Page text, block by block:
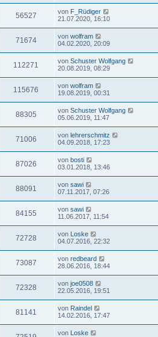
56527 von F_Rüdiger
21.07.2020, 16:10
71674 von wolfram
04.02.2020, 20:09
112271 von Schuster Wolfgang
20.08.2019, 08:29
115676 von wolfram
19.08.2019, 00:31
88305 von Schuster Wolfgang
05.06.2019, 11:47
71006 von lehrerschmitz
04.09.2018, 17:23
87026 von bosti
03.01.2018, 13:46
88091 von sawi
07.11.2017, 07:26
84155 von sawi
11.06.2017, 11:54
72728 von Loske
04.07.2016, 22:32
73087 von redbeard
28.06.2016, 18:44
72328 von joe0508
22.05.2016, 19:51
81141 von Raindel
14.02.2016, 17:47
von Loske